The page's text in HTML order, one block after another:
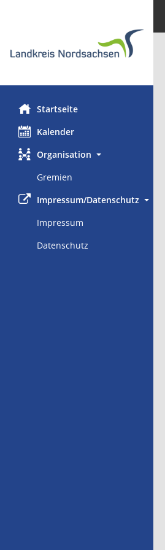
Startseite
Kalender
Organisation
Gremien
Impressum/Datenschutz
Impressum
Datenschutz